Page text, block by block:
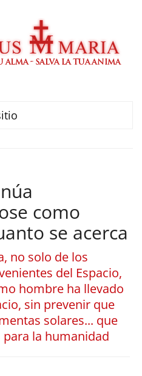
como
se acerca
no solo de los
del Espacio,
hombre ha llevado
sin prevenir que
solares... que
la humanidad